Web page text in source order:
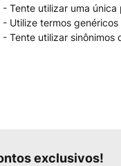
Tente utilizar uma única
Utilize termos genéricos
Tente utilizar sinônimos
exclusivos!